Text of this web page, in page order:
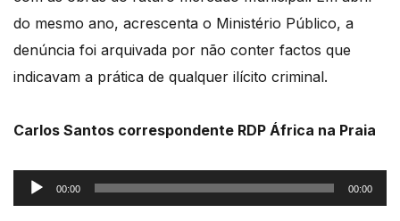
do mesmo ano, acrescenta o Ministério Público, a
denúncia foi arquivada por não conter factos que
indicavam a prática de qualquer ilícito criminal.
Carlos Santos correspondente RDP África na Praia
Reprodutor
de
00:00 00:00